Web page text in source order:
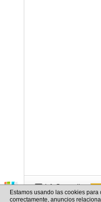
info@cargo.lt
Estamos usando las cookies
correctamente, anuncios